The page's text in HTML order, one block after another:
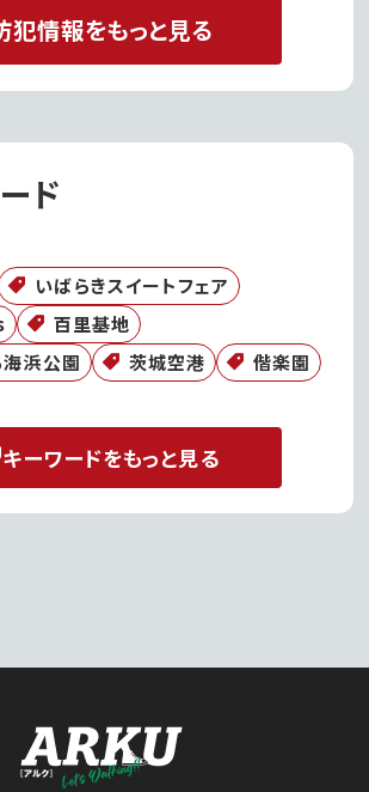
犯情報をもっと見る
ド
いばらきスイートフェア
百里基地
浜公園
茨城空港 偕楽園
キーワードをもっと見る